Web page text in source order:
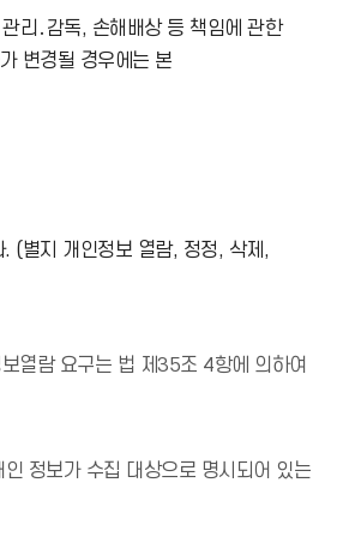
리․감독, 손해배상 등 책임에 관한
변경될 경우에는 본
(별지 개인정보 열람, 정정, 삭제,
열람 요구는 법 제35조 4항에 의하여
정보가 수집 대상으로 명시되어 있는